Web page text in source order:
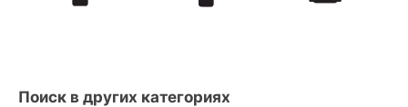
Поиск в других категориях